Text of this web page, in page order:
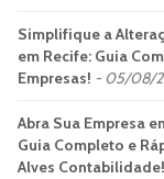
Simplifique a
em Recife: Guia
Empresas!
05/08/
Abra Sua Empresa
Guia Completo e
Alves Contabilidade!